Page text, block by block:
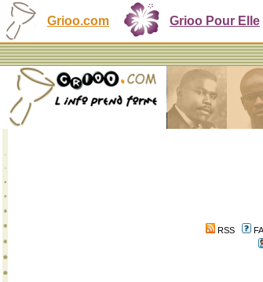
Grioo.com Grioo Pour Elle
RSS